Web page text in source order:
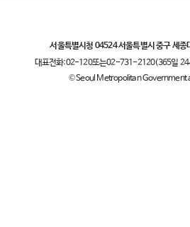
서울특별시청 04524 서울특별시 중구 세종
대표전화:02-120또는02-731-2120(365일 24
© Seoul Metropolitan Government